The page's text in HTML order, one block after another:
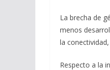
La brecha de
menos
la
Respecto a la